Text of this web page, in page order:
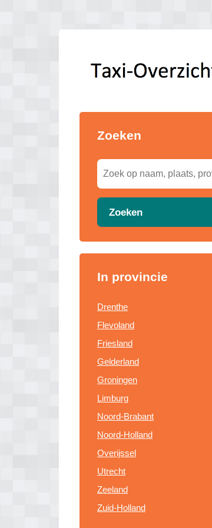
Zoeken
Zoeken
In provincie
Drenthe
Flevoland
Friesland
Gelderland
Groningen
Limburg
Noord-Brabant
Noord-Holland
Overijssel
Utrecht
Zeeland
Zuid-Holland